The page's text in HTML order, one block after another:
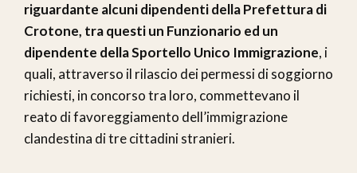
riguardante alcuni dipendenti della Prefettura di
Crotone, tra questi un Funzionario ed un
dipendente della Sportello Unico Immigrazione, i
quali, attraverso il rilascio dei permessi di soggiorno
richiesti, in concorso tra loro, commettevano il
reato di favoreggiamento dell’immigrazione
clandestina di tre cittadini stranieri.